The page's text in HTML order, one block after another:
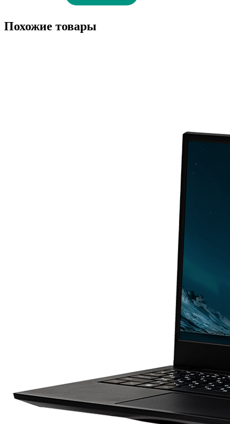
Похожие товары